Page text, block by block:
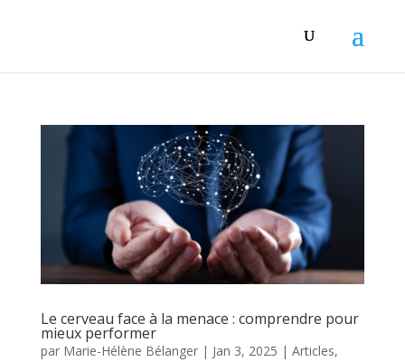
Le cerveau face à la menace : comprendre pour
mieux performer
par Marie-Hélène Bélanger| Jan 3, 2025 | Articles,